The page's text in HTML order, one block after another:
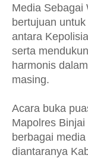
Media Sebagai
bertujuan
antara
serta
harmonis
masing.
Acara buka
Mapolres
berbagai
diantaranya